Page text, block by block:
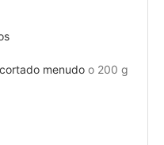
menudo o 200 g